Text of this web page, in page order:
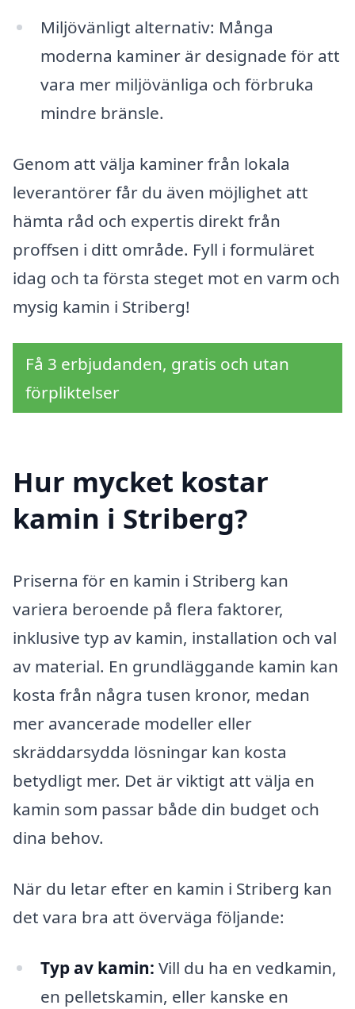
Miljövänligt alternativ: Många
moderna kaminer är designade för att
vara mer miljövänliga och förbruka
mindre bränsle.
Genom att välja kaminer från lokala
leverantörer får du även möjlighet att
hämta råd och expertis direkt från
proffsen i ditt område. Fyll i formuläret
idag och ta första steget mot en varm och
mysig kamin i Striberg!
Få 3 erbjudanden, gratis och utan
förpliktelser
Hur mycket kostar
kamin i Striberg?
Priserna för en kamin i Striberg kan
variera beroende på flera faktorer,
inklusive typ av kamin, installation och val
av material. En grundläggande kamin kan
kosta från några tusen kronor, medan
mer avancerade modeller eller
skräddarsydda lösningar kan kosta
betydligt mer. Det är viktigt att välja en
kamin som passar både din budget och
dina behov.
När du letar efter en kamin i Striberg kan
det vara bra att överväga följande:
Typ av kamin: Vill du ha en vedkamin,
en pelletskamin, eller kanske en